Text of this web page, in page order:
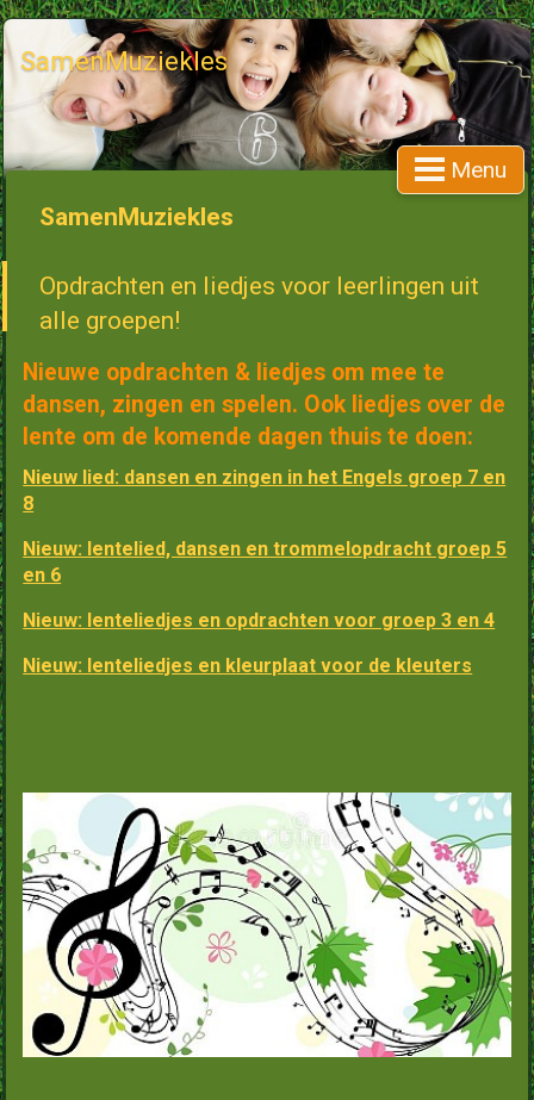
SamenMuziekles
Menu
SamenMuziekles
Opdrachten en liedjes voor leerlingen uit
alle groepen!
Nieuwe opdrachten & liedjes om mee te
dansen, zingen en spelen. Ook liedjes over de
lente om de komende dagen thuis te doen:
Nieuw lied: dansen en zingen in het Engels groep 7 en
8
Nieuw: lentelied, dansen en trommelopdracht groep 5
en 6
Nieuw: lenteliedjes en opdrachten voor groep 3 en 4
Nieuw: lenteliedjes en kleurplaat voor de kleuters